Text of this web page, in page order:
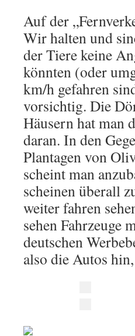
Auf der
Wir halten und
der Tiere keine
könnten (oder
km/h gefahren
vorsichtig. Die
Häusern hat man
daran. In den
Plantagen von
scheint man
scheinen überall
weiter fahren
sehen Fahrzeuge
deutschen
also die Autos